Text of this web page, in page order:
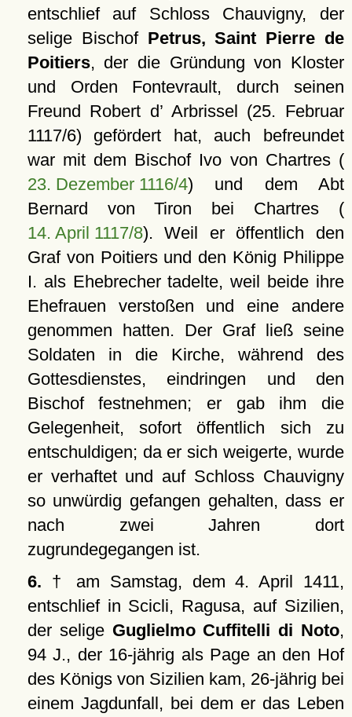
entschlief auf Schloss Chauvigny, der
selige Bischof Petrus, Saint Pierre de
Poitiers, der die Gründung von Kloster
und Orden Fontevrault, durch seinen
Freund Robert d’ Arbrissel (25. Februar
1117/6) gefördert hat, auch befreundet
war mit dem Bischof Ivo von Chartres (
23. Dezember 1116/4) und dem Abt
Bernard von Tiron bei Chartres (
14. April 1117/8). Weil er öffentlich den
Graf von Poitiers und den König Philippe
I. als Ehebrecher tadelte, weil beide ihre
Ehefrauen verstoßen und eine andere
genommen hatten. Der Graf ließ seine
Soldaten in die Kirche, während des
Gottesdienstes, eindringen und den
Bischof festnehmen; er gab ihm die
Gelegenheit, sofort öffentlich sich zu
entschuldigen; da er sich weigerte, wurde
er verhaftet und auf Schloss Chauvigny
so unwürdig gefangen gehalten, dass er
nach zwei Jahren dort
zugrundegegangen ist.
6. † am Samstag, dem 4. April 1411,
entschlief in Scicli, Ragusa, auf Sizilien,
der selige Guglielmo Cuffitelli di Noto,
94 J., der 16-jährig als Page an den Hof
des Königs von Sizilien kam, 26-jährig bei
einem Jagdunfall, bei dem er das Leben